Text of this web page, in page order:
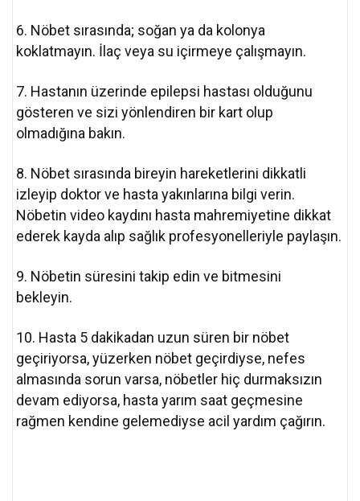
6. Nöbet sırasında; soğan ya da kolonya
koklatmayın. İlaç veya su içirmeye çalışmayın.
7. Hastanın üzerinde epilepsi hastası olduğunu
gösteren ve sizi yönlendiren bir kart olup
olmadığına bakın.
8. Nöbet sırasında bireyin hareketlerini dikkatli
izleyip doktor ve hasta yakınlarına bilgi verin.
Nöbetin video kaydını hasta mahremiyetine dikkat
ederek kayda alıp sağlık profesyonelleriyle paylaşın.
9. Nöbetin süresini takip edin ve bitmesini
bekleyin.
10. Hasta 5 dakikadan uzun süren bir nöbet
geçiriyorsa, yüzerken nöbet geçirdiyse, nefes
almasında sorun varsa, nöbetler hiç durmaksızın
devam ediyorsa, hasta yarım saat geçmesine
rağmen kendine gelemediyse acil yardım çağırın.